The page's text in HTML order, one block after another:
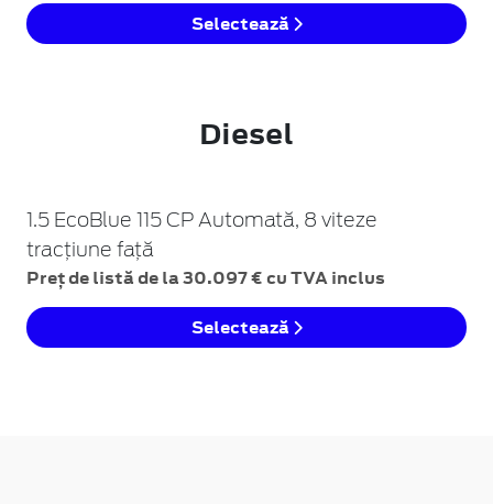
Selectează
Diesel
1.5 EcoBlue 115 CP Automată, 8 viteze
tracțiune față
Preț de listă de la 30.097 € cu TVA inclus
Selectează